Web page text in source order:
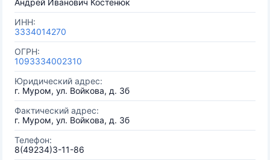
Андрей Иванович Костенюк
ИНН:
3334014270
ОГРН:
1093334002310
Юридический адрес:
г. Муром, ул. Войкова, д. 3б
Фактический адрес:
г. Муром, ул. Войкова, д. 3б
Телефон:
8(49234)3-11-86